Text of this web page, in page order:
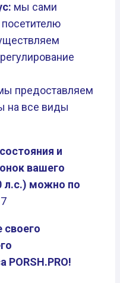
мы сами
предоставляем
на все виды
и
вашего
л.с.) можно по
своего
PORSH.PRO!